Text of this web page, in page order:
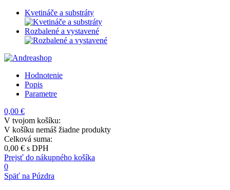
Kvetináče a substráty
Rozbalené a vystavené
Hodnotenie
Popis
Parametre
0,00 €
V tvojom košíku:
V košíku nemáš žiadne produkty
Celková suma:
0,00 € s DPH
Prejsť do nákupného košíka
0
Späť na Púzdra